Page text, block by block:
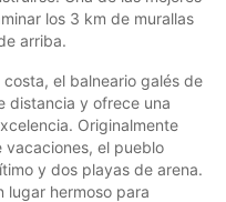
los 3 km de murallas
arriba.
el balneario galés de
distancia y ofrece una
Originalmente
el pueblo
y dos playas de arena.
lugar hermoso para